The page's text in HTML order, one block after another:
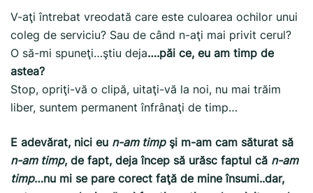
V-aţi întrebat vreodată care este culoarea ochilor unui
coleg de serviciu? Sau de când n-aţi mai privit cerul?
O să-mi spuneţi…ştiu deja….păi ce, eu am timp de
astea?
Stop, opriţi-vă o clipă, uitaţi-vă la noi, nu mai trăim
liber, suntem permanent înfrânaţi de timp…
E adevărat, nici eu n-am timpşi m-am cam săturat să
n-am timp, de fapt, deja încep să urăsc faptul că n-am
timp…nu mi se pare corect faţă de mine însumi..dar,